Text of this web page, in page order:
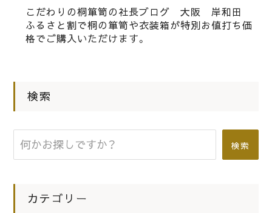
2017.09.03|社長ブログ
桐箪笥の社長ブログ 曳行責任者がし
さが伝わる桐たんすの洗いかえの拡大
写真！
こだわりの桐箪笥の社長ブログ 大阪 岸和田
ふるさと割で桐の箪笥や衣装箱が特別お値打ち価
格でご購入いただけます。
検索
検索
カテゴリー